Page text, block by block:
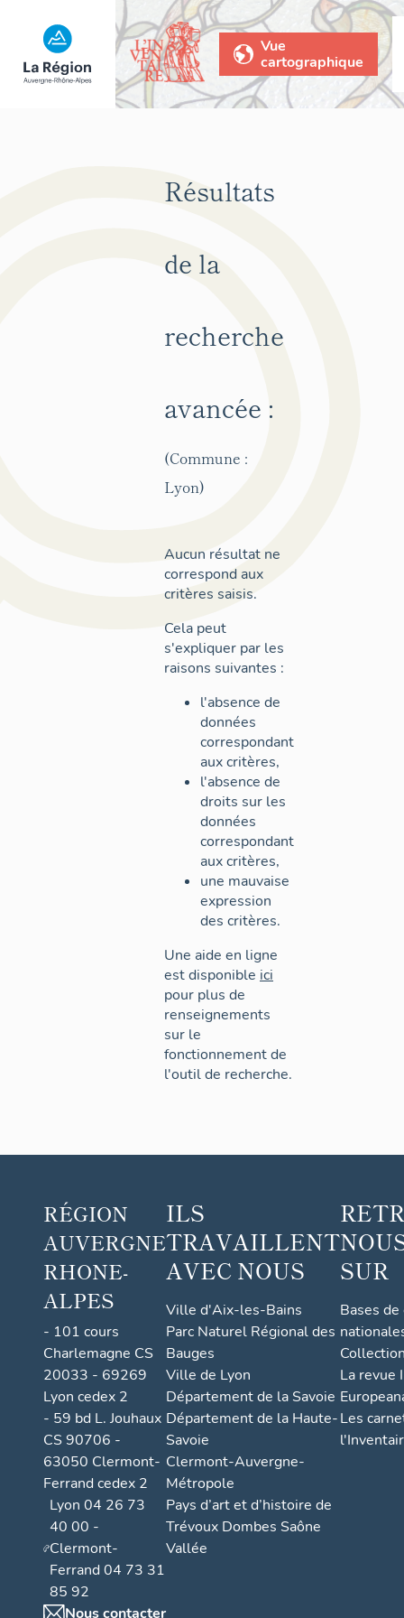
Vue
cartographique
Résultats
de la
recherche
avancée :
(Commune :
Lyon)
Aucun résultat ne
correspond aux
critères saisis.
Cela peut
s'expliquer par les
raisons suivantes :
l'absence de
données
correspondant
aux critères,
l'absence de
droits sur les
données
correspondant
aux critères,
une mauvaise
expression
des critères.
Une aide en ligne
est disponible ici
pour plus de
renseignements
sur le
fonctionnement de
l'outil de recherche.
RÉGION
AUVERGNE
RHONE-
ALPES
- 101 cours
Charlemagne CS
20033 - 69269
Lyon cedex 2
- 59 bd L. Jouhaux
CS 90706 -
63050 Clermont-
Ferrand cedex 2
Lyon 04 26 73
40 00 -
Clermont-
Ferrand 04 73 31
85 92
Nous contacter
ILS
TRAVAILLENT
AVEC NOUS
Ville d'Aix-les-Bains
Parc Naturel Régional des
Bauges
Ville de Lyon
Département de la Savoie
Département de la Haute-
Savoie
Clermont-Auvergne-
Métropole
Pays d’art et d’histoire de
Trévoux Dombes Saône
Vallée
SUR
Bases
La revue
Les